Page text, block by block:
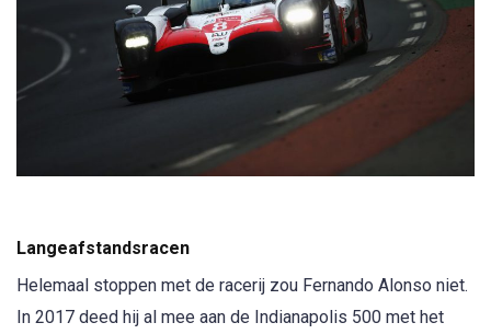
Langeafstandsracen
Helemaal stoppen met de racerij zou Fernando Alonso niet.
In 2017 deed hij al mee aan de Indianapolis 500 met het